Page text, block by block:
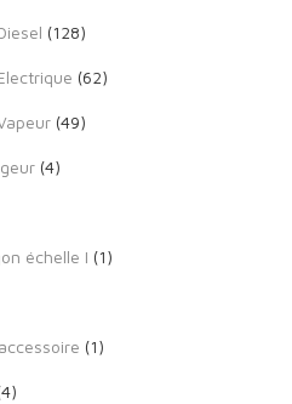
(128)
(62)
(49)
(4)
échelle I (1)
(1)